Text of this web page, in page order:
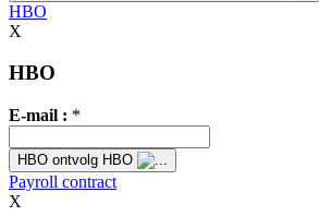
HBO
X
HBO
E-mail : *
HBO ontvolg HBO
Payroll contract
X